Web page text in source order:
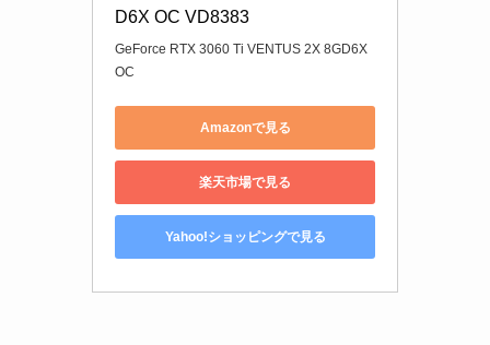
D6X OC VD8383
GeForce RTX 3060 Ti VENTUS 2X 8GD6X
OC
Amazonで見る
楽天市場で見る
Yahoo!ショッピングで見る